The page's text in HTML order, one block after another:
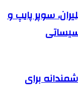
سوپر پایپ و
برای